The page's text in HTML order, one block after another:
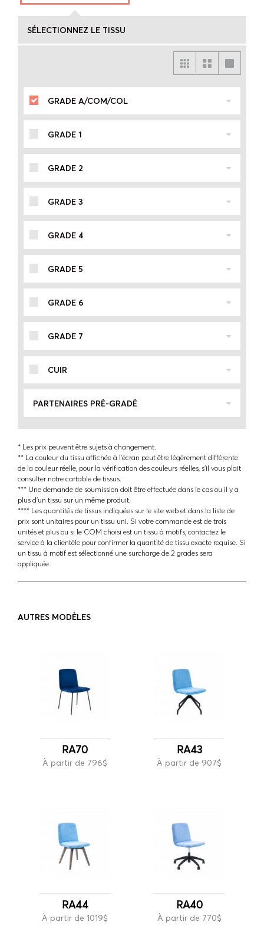
SÉLECTIONNEZ LE TISSU
GRADE A/COM/COL
GRADE 1
GRADE 2
GRADE 3
GRADE 4
GRADE 5
GRADE 6
GRADE 7
CUIR
PARTENAIRES PRÉ-GRADÉ
* Les prix peuvent être sujets à changement.
** La couleur du tissu affichée à l'écran peut être légèrement différente
de la couleur réelle, pour la vérification des couleurs réelles, s'il vous plait
consulter notre cartable de tissus.
*** Une demande de soumission doit être effectuée dans le cas ou il y a
plus d'un tissu sur un même produit.
**** Les quantités de tissus indiquées sur le site web et dans la liste de
prix sont unitaires pour un tissu uni. Si votre commande est de trois
unités et plus ou si le COM choisi est un tissu à motifs, contactez le
service à la clientèle pour confirmer la quantité de tissu exacte requise. Si
un tissu à motif est sélectionné une surcharge de 2 grades sera
appliquée.
AUTRES MODÈLES
RA70
À partir de 796$
RA43
À partir de 907$
RA44
À partir de 1019$
RA40
À partir de 770$